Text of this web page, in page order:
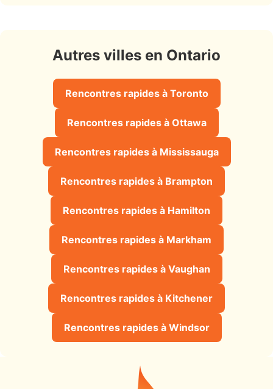
Autres villes en Ontario
Rencontres rapides à Toronto
Rencontres rapides à Ottawa
Rencontres rapides à Mississauga
Rencontres rapides à Brampton
Rencontres rapides à Hamilton
Rencontres rapides à Markham
Rencontres rapides à Vaughan
Rencontres rapides à Kitchener
Rencontres rapides à Windsor